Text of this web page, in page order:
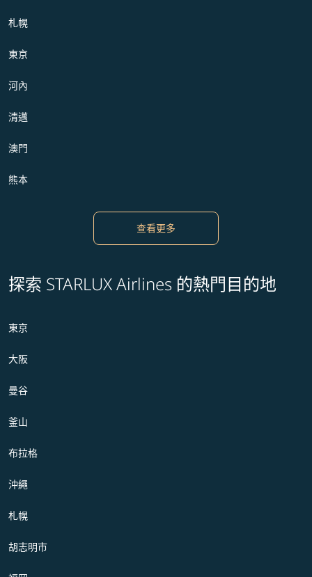
札幌
東京
河內
清邁
澳門
熊本
查看更多
探索 STARLUX Airlines 的熱門目的地
東京
大阪
曼谷
釜山
布拉格
沖繩
札幌
胡志明市